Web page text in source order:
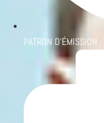
PATRON D'ÉMISSION :